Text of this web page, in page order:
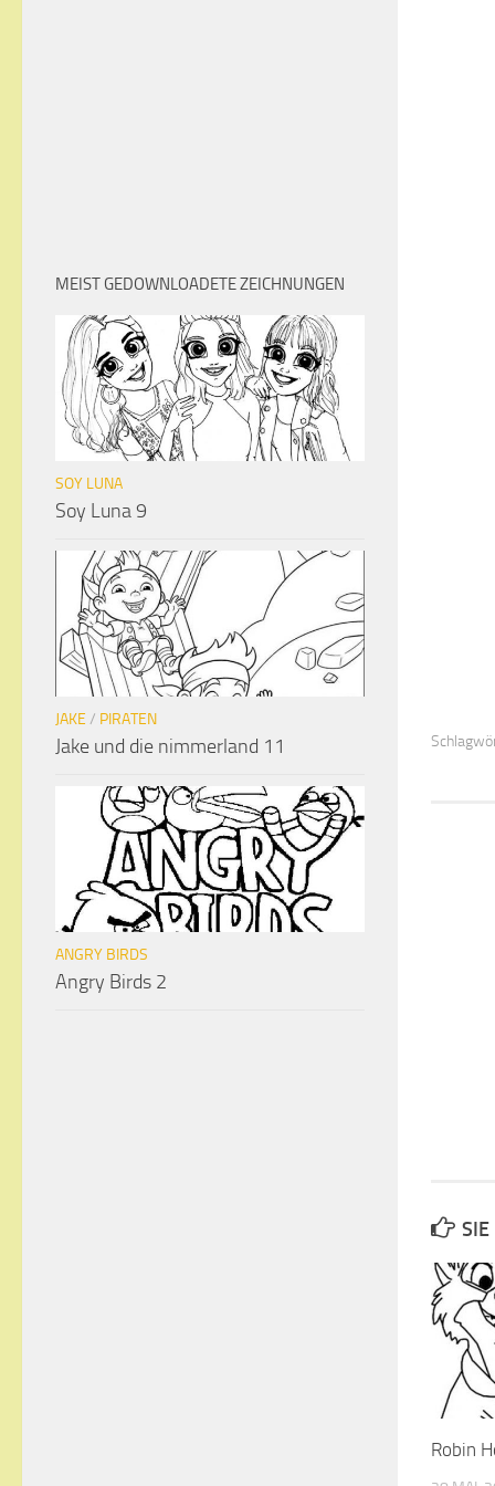
SIE
Robin
MEIST GEDOWNLOADETE ZEICHNUNGEN
SOY LUNA
Soy Luna 9
JAKE / PIRATEN
Jake und die nimmerland 11
ANGRY BIRDS
Angry Birds 2